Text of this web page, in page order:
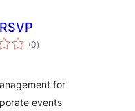
(0個
の)
for
events